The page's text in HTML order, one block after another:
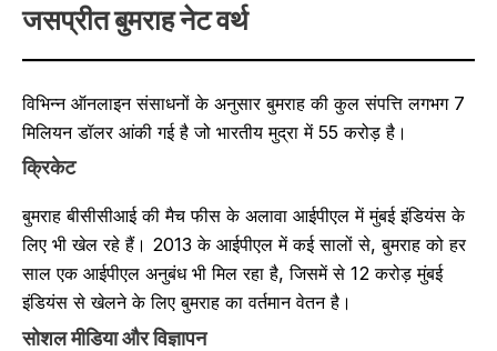
जसप्रीत बुमराह नेट वर्थ
विभिन्न ऑनलाइन संसाधनों के अनुसार बुमराह की कुल संपत्ति लगभग 7
मिलियन डॉलर आंकी गई है जो भारतीय मुद्रा में 55 करोड़ है।
क्रिकेट
बुमराह बीसीसीआई की मैच फीस के अलावा आईपीएल में मुंबई इंडियंस के
लिए भी खेल रहे हैं। 2013 के आईपीएल में कई सालों से, बुमराह को हर
साल एक आईपीएल अनुबंध भी मिल रहा है, जिसमें से 12 करोड़ मुंबई
इंडियंस से खेलने के लिए बुमराह का वर्तमान वेतन है।
सोशल मीडिया और विज्ञापन